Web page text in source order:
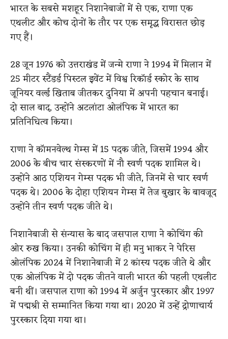
भारत के सबसे मशहूर निशानेबाजों में से एक, राणा एक
एथलीट और कोच दोनों के तौर पर एक समृद्ध विरासत छोड़
गए हैं।
28 जून 1976 को उत्तराखंड में जन्मे राणा ने 1994 में मिलान में
25 मीटर स्टैंडर्ड पिस्टल इवेंट में विश्व रिकॉर्ड स्कोर के साथ
जूनियर वर्ल्ड खिताब जीतकर दुनिया में अपनी पहचान बनाई।
दो साल बाद, उन्होंने अटलांटा ओलंपिक में भारत का
प्रतिनिधित्व किया।
राणा ने कॉमनवेल्थ गेम्स में 15 पदक जीते, जिसमें 1994 और
2006 के बीच चार संस्करणों में नौ स्वर्ण पदक शामिल थे।
उन्होंने आठ एशियन गेम्स पदक भी जीते, जिनमें से चार स्वर्ण
पदक थे। 2006 के दोहा एशियन गेम्स में तेज बुखार के बावजूद
उन्होंने तीन स्वर्ण पदक जीते थे।
निशानेबाजी से संन्यास के बाद जसपाल राणा ने कोचिंग की
ओर रुख किया। उनकी कोचिंग में ही मनु भाकर ने पेरिस
ओलंपिक 2024 में निशानेबाजी में 2 कांस्य पदक जीते थे और
एक ओलंपिक में दो पदक जीतने वाली भारत की पहली एथलीट
बनी थीं। जसपाल राणा को 1994 में अर्जुन पुरस्कार और 1997
में पद्मश्री से सम्मानित किया गया था। 2020 में उन्हें द्रोणाचार्य
पुरस्कार दिया गया था।